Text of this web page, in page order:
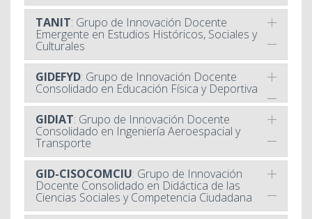
TANIT: Grupo de Innovación Docente
Emergente en Estudios Históricos, Sociales y
Culturales
GIDEFYD: Grupo de Innovación Docente
Consolidado en Educación Física y Deportiva
GIDIAT: Grupo de Innovación Docente
Consolidado en Ingeniería Aeroespacial y
Transporte
GID-CISOCOMCIU: Grupo de Innovación
Docente Consolidado en Didáctica de las
Ciencias Sociales y Competencia Ciudadana